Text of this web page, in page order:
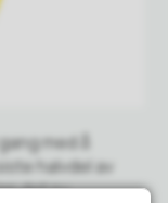
med å
halvdel av
det ny...